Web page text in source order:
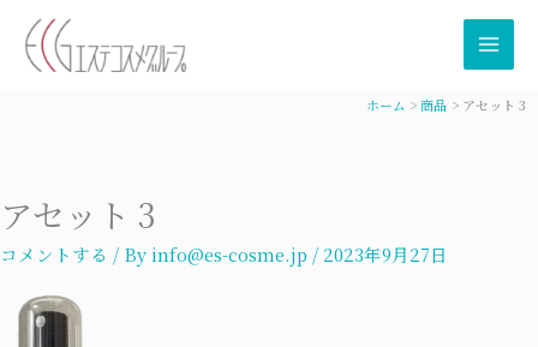
ホーム 商品 アセット 3
アセット 3
コメントする / Byinfo@es-cosme.jp / 2023年9月27日